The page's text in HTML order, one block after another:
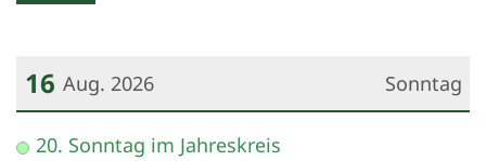
Sonntag
16 Aug. 2026
Datum: 16. August 2026
20. Sonntag im Jahreskreis